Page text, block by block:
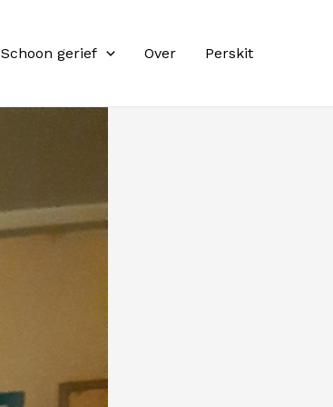
Schoon gerief Over Perskit